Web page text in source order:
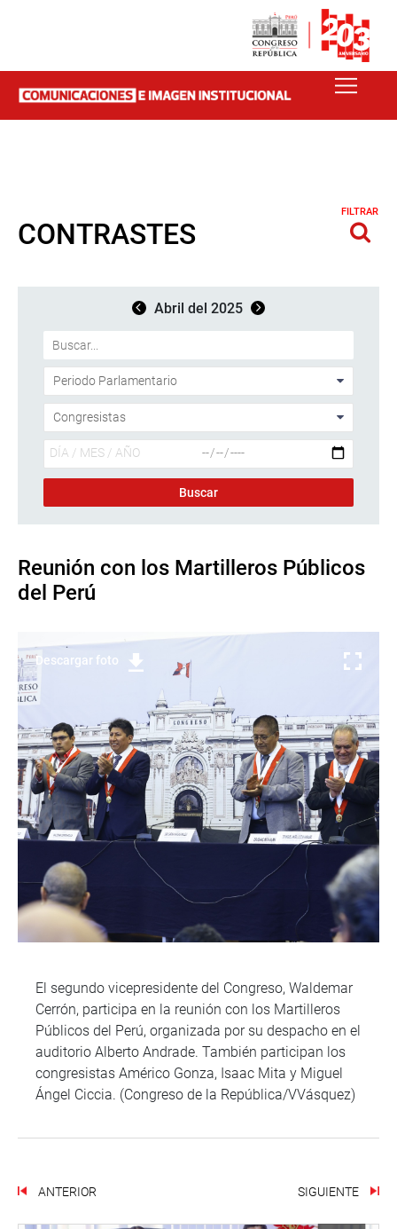
CONTRASTES
FILTRAR
Abril del 2025
Reunión con los Martilleros Públicos
del Perú
Descargar foto
El segundo vicepresidente del Congreso, Waldemar
Cerrón, participa en la reunión con los Martilleros
Públicos del Perú, organizada por su despacho en el
auditorio Alberto Andrade. También participan los
congresistas Américo Gonza, Isaac Mita y Miguel
Ángel Ciccia. (Congreso de la República/VVásquez)
ANTERIOR SIGUIENTE